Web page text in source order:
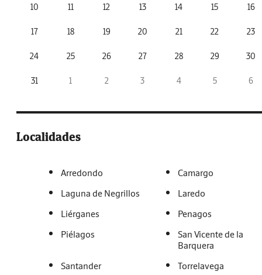
10 11 12 13 14 15 16
17 18 19 20 21 22 23
24 25 26 27 28 29 30
31 1 2 3 4 5 6
Localidades
Arredondo
Camargo
Laguna de Negrillos
Laredo
Liérganes
Penagos
Piélagos
San Vicente de la
Barquera
Santander
Torrelavega